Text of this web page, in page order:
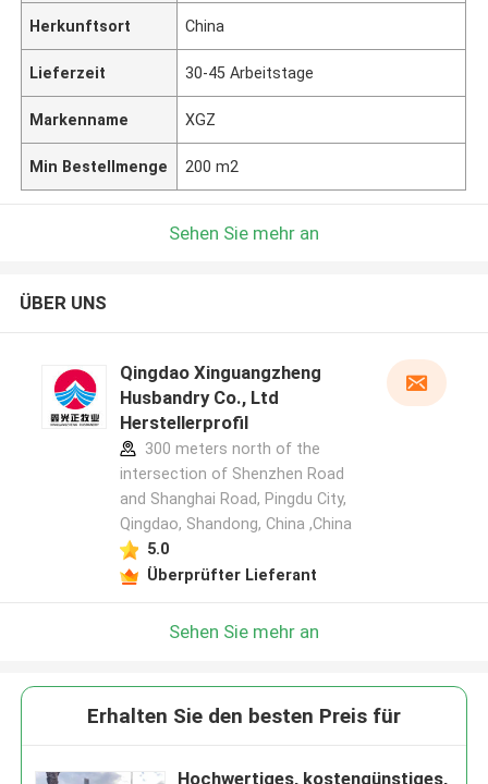
Herkunftsort China
Lieferzeit 30-45 Arbeitstage
Markenname XGZ
Min Bestellmenge 200 m2
Sehen Sie mehr an
ÜBER UNS
Qingdao Xinguangzheng
Husbandry Co., Ltd
Herstellerprofil
300 meters north of the
intersection of Shenzhen Road
and Shanghai Road, Pingdu City,
Qingdao, Shandong, China ,China
5.0
Überprüfter Lieferant
Sehen Sie mehr an
Erhalten Sie den besten Preis für
Hochwertiges, kostengünstiges,